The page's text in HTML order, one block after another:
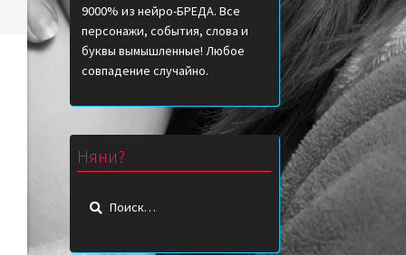
9000% из нейро-БРЕДА. Все
персонажи, события, слова и
буквы вымышленные! Любое
совпадение случайно.
Няни?
Найти: